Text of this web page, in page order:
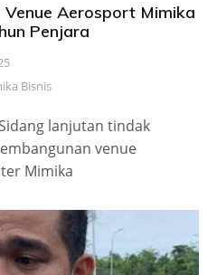
Aerosport Mimika
Penjara
Bisnis
lanjutan tindak
venue
Mimika